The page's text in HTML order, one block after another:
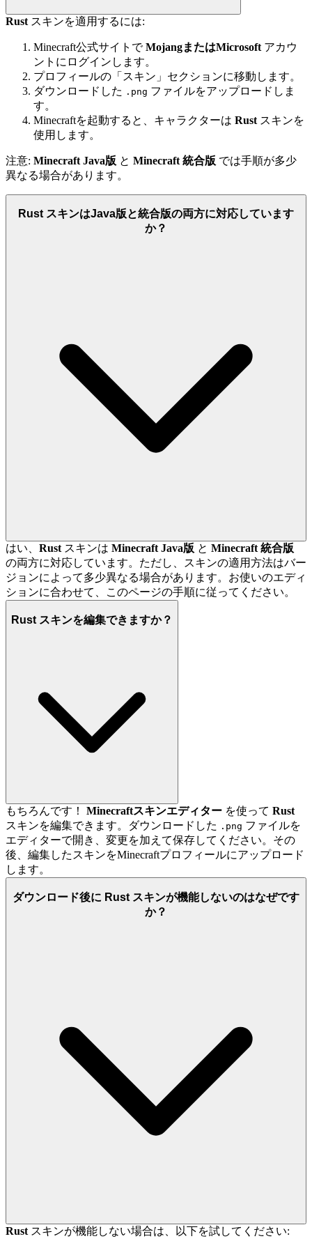
Rust スキンを適用するには:
Minecraft公式サイトでMojangまたはMicrosoft アカウ
ントにログインします。
プロフィールの「スキン」セクションに移動します。
ダウンロードした .png ファイルをアップロードしま
す。
Minecraftを起動すると、キャラクターは Rust スキンを
使用します。
注意: Minecraft Java版 と Minecraft 統合版 では手順が多少
異なる場合があります。
Rust スキンはJava版と統合版の両方に対応しています
か？
はい、 Rust スキンは Minecraft Java版 と Minecraft 統合版
の両方に対応しています。ただし、スキンの適用方法はバー
ジョンによって多少異なる場合があります。お使いのエディ
ションに合わせて、このページの手順に従ってください。
Rust スキンを編集できますか？
もちろんです！ Minecraftスキンエディター を使って Rust
スキンを編集できます。ダウンロードした .png ファイルを
エディターで開き、変更を加えて保存してください。その
後、編集したスキンをMinecraftプロフィールにアップロード
します。
ダウンロード後に Rust スキンが機能しないのはなぜです
か？
Rust スキンが機能しない場合は、以下を試してください: